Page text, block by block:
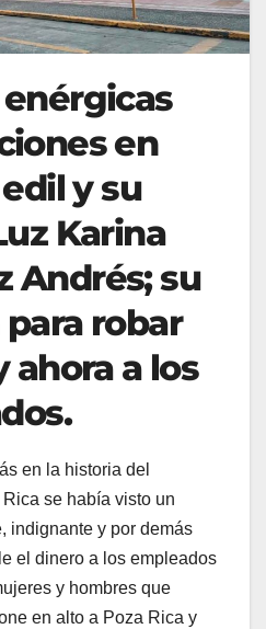
en
y su
Karina
Andrés; su
robar
ahora a los
en la historia del
se había visto un
indignante y por demás
el dinero a los empleados
y hombres que
en alto a Poza Rica y